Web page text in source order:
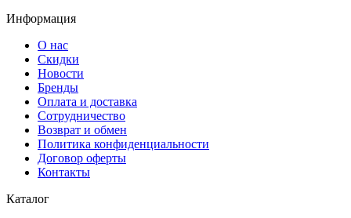
Информация
О нас
Скидки
Новости
Бренды
Оплата и доставка
Сотрудничество
Возврат и обмен
Политика конфиденциальности
Договор оферты
Контакты
Каталог